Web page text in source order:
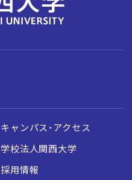
キャンパス・アクセス
学校法人関西大学
採用情報